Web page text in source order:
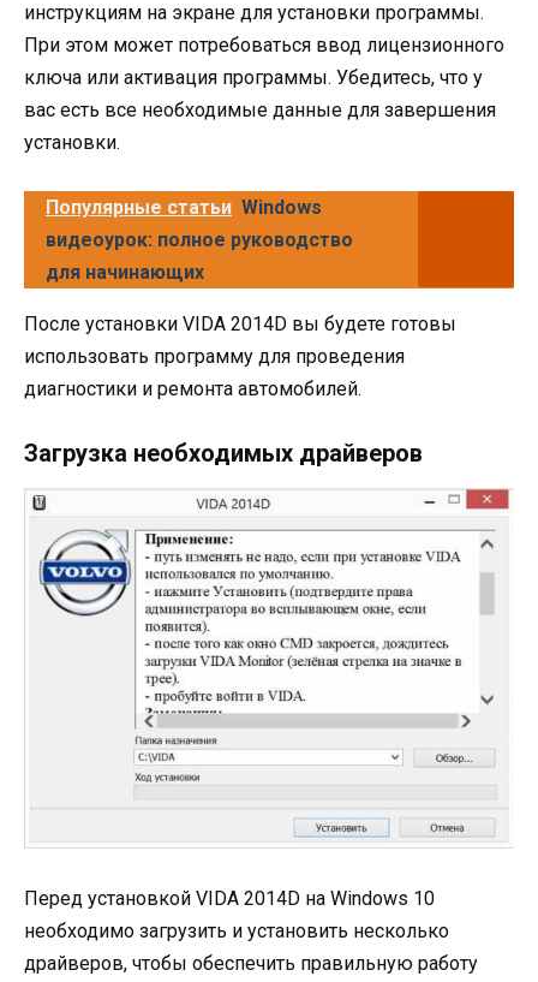
инструкциям на экране для установки программы.
При этом может потребоваться ввод лицензионного
ключа или активация программы. Убедитесь, что у
вас есть все необходимые данные для завершения
установки.
Популярные статьи Windows
видеоурок: полное руководство
для начинающих
После установки VIDA 2014D вы будете готовы
использовать программу для проведения
диагностики и ремонта автомобилей.
Загрузка необходимых драйверов
Перед установкой VIDA 2014D на Windows 10
необходимо загрузить и установить несколько
драйверов, чтобы обеспечить правильную работу